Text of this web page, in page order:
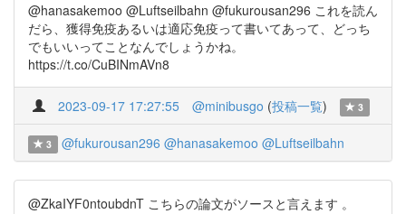
@hanasakemoo @Luftseilbahn @fukurousan296 これを読ん
だら、獲得免疫あるいは適応免疫って書いてあって、どっち
でもいいってことなんでしょうかね。
https://t.co/CuBINmAVn8
2023-09-17 17:27:55 @minibusgo (投稿一覧) 3
3 @fukurousan296 @hanasakemoo @Luftseilbahn
@ZkaIYF0ntoubdnT こちらの論文がソースと言えます 。